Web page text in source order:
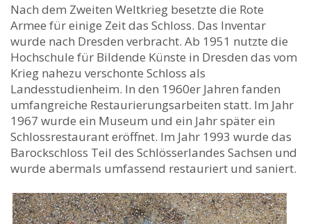
Nach dem Zweiten Weltkrieg besetzte die Rote
Armee für einige Zeit das Schloss. Das Inventar
wurde nach Dresden verbracht. Ab 1951 nutzte die
Hochschule für Bildende Künste in Dresden das vom
Krieg nahezu verschonte Schloss als
Landesstudienheim. In den 1960er Jahren fanden
umfangreiche Restaurierungsarbeiten statt. Im Jahr
1967 wurde ein Museum und ein Jahr später ein
Schlossrestaurant eröffnet. Im Jahr 1993 wurde das
Barockschloss Teil des Schlösserlandes Sachsen und
wurde abermals umfassend restauriert und saniert.